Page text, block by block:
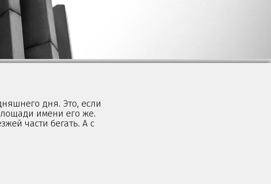
дня. Это, если
имени его же.
части бегать. А с